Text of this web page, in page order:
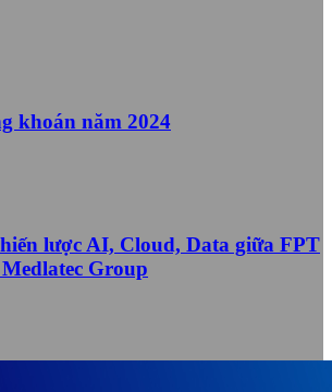
khoán năm 2024
lược AI, Cloud, Data giữa FPT
Group